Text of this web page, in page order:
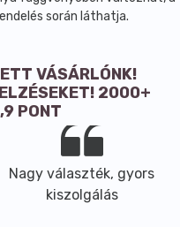
során láthatja.
VÁSÁRLÓNK!
2000+
PONT
Nagy választék, gyors
kiszolgálás